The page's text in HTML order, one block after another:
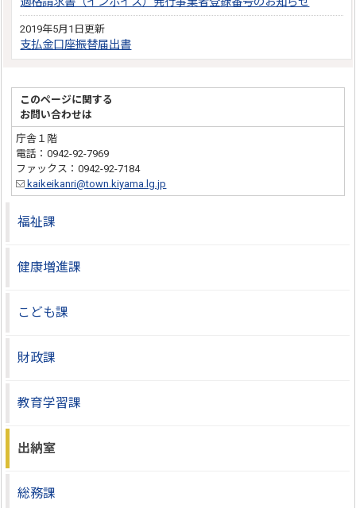
2019年5月1日更新
支払金口座振替届出書
このページに関する
お問い合わせは
庁舎１階
電話：0942-92-7969
ファックス：0942-92-7184
kaikeikanri@town.kiyama.lg.jp
福祉課
健康増進課
こども課
財政課
教育学習課
出納室
総務課